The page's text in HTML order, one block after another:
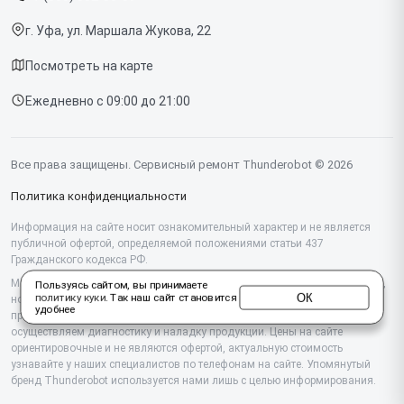
Срочный ремонт
Доставка и способы оплаты
Диагностика
Контакты
г. Уфа, ул. Маршала Жукова, 22
Посмотреть на карте
Ежедневно с 09:00 до 21:00
Все права защищены. Сервисный ремонт Thunderobot © 2026
Политика конфиденциальности
Информация на сайте носит ознакомительный характер и не является
публичной офертой, определяемой положениями статьи 437
Гражданского кодекса РФ.
Мы специализируемся на обслуживании и ремонте техники Thunderobot,
но не являемся их официальным представителем. Предоставляем
профессиональные услуги после истечения гарантии, а также
осуществляем диагностику и наладку продукции. Цены на сайте
ориентировочные и не являются офертой, актуальную стоимость
узнавайте у наших специалистов по телефонам на сайте. Упомянутый
бренд Thunderobot используется нами лишь с целью информирования.
Пользуясь сайтом, вы принимаете
политику куки. Так наш сайт становится
удобнее
ОК